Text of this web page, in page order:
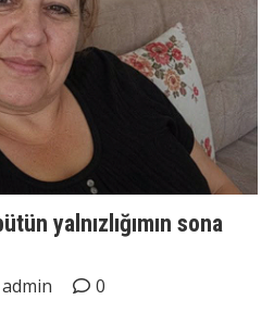
yalnızlığımın sona
admin
0